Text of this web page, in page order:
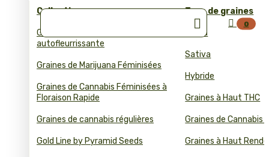
Collections
Graines de cannabis
autofleurrissante
Graines de Marijuana Féminisées
Graines de Cannabis Féminisées à
Floraison Rapide
Graines de cannabis régulières
Gold Line by Pyramid Seeds
Type de graines
Indica
Sativa
Hybride
Graines à Haut THC
Graines de Cannabis
Graines à Haut
  0